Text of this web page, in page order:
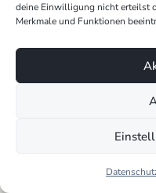
deine Einwilligung nicht erteilst
Merkmale und Funktionen
KI im
Diagnosen, helfen
analysieren
Chancen &
Anders als im